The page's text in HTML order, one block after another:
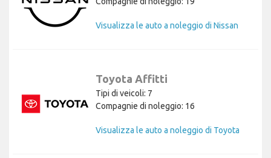
Visualizza le auto a noleggio di Nissan
Toyota Affitti
Tipi di veicoli: 7
Compagnie di noleggio: 16
Visualizza le auto a noleggio di Toyota